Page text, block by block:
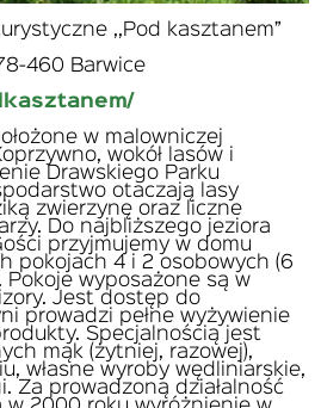
,,Pod kasztanem”
460 Barwice
w malowniczej
wokół lasów i
Drawskiego Parku
otaczają lasy
zwierzynę oraz liczne
Do najbliższego jeziora
przyjmujemy w domu
pokojach 4 i 2 osobowych (6
Pokoje wyposażone są w
Jest dostęp do
prowadzi pełne wyżywienie
Specjalnością jest
mąk (żytniej, razowej),
własne wyroby wędliniarskie,
Za prowadzoną działalność